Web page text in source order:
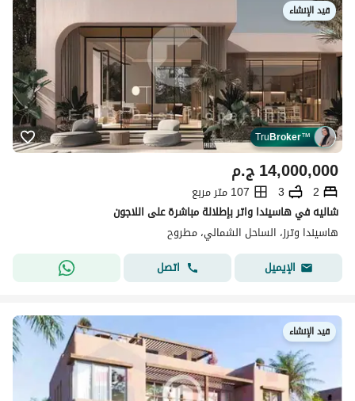
قيد الإنشاء
TruBroker™
ج.م14,000,000
2
3
107 متر مربع
شاليه في هاسيندا واتر بإطلالة مباشرة على اللاجون
هاسيندا وترز، الساحل الشمالي، مطروح
الإيميل
اتصل
قيد الإنشاء